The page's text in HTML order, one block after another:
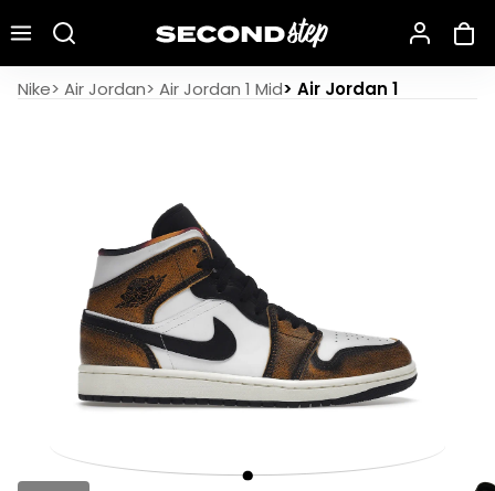
Nike> Air Jordan> Air Jordan 1 Mid> Air Jordan 1
Air Jordan 1 Mid SE Orange Wear-Away